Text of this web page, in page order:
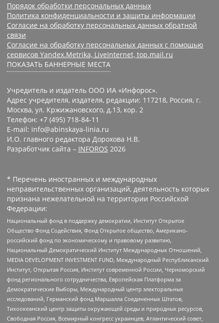
Порядок обработки персональных данных
Политика конфиденциальности и защиты информации
Согласие на обработку персональных данных обратной
связи
Согласие на обработку персональных данных с помощью
сервисов Yandex.Metrika, LiveInternet, top.mail.ru
ПОКАЗАТЬ БАННЕРНЫЕ МЕСТА
Учредитель и издатель ООО ИА «Инфорос».
Адрес учредителя, издателя, редакции: 117218, Россия, г.
Москва, ул. Кржижановского, д.13, кор. 2
Телефон: +7 (495) 718-84-11
E-mail: info@abinskaya-linia.ru
И.О. главного редактора Дорохова Н.В.
Разработчик сайта – INFOROS 2026
* Перечень иностранных и международных
неправительственных организаций, деятельность которых
признана нежелательной на территории Российской
Федерации:
Национальный фонд в поддержку демократии, Институт Открытое
Общество Фонд Содействия, Фонд Открытое общество, Американо-
российский фонд по экономическому и правовому развитию,
Национальный Демократический Институт Международных Отношений,
MEDIA DEVELOPMENT INVESTMENT FUND, Международный Республиканский
Институт, Открытая Россия, Институт современной России, Черноморский
фонд регионального сотрудничества, Европейская Платформа за
Демократические Выборы, Международный центр электоральных
исследований, Германский фонд Маршалла Соединенных Штатов,
Тихоокеанский центр защиты окружающей среды и природных ресурсов,
Свободная Россия, Всемирный конгресс украинцев, Атлантический совет,